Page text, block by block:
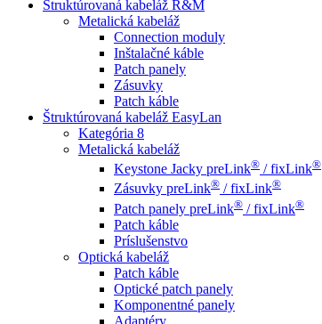
Štruktúrovaná kabeláž R&M
Metalická kabeláž
Connection moduly
Inštalačné káble
Patch panely
Zásuvky
Patch káble
Štruktúrovaná kabeláž EasyLan
Kategória 8
Metalická kabeláž
Keystone Jacky preLink® / fixLink®
Zásuvky preLink® / fixLink®
Patch panely preLink® / fixLink®
Patch káble
Príslušenstvo
Optická kabeláž
Patch káble
Optické patch panely
Komponentné panely
Adaptéry